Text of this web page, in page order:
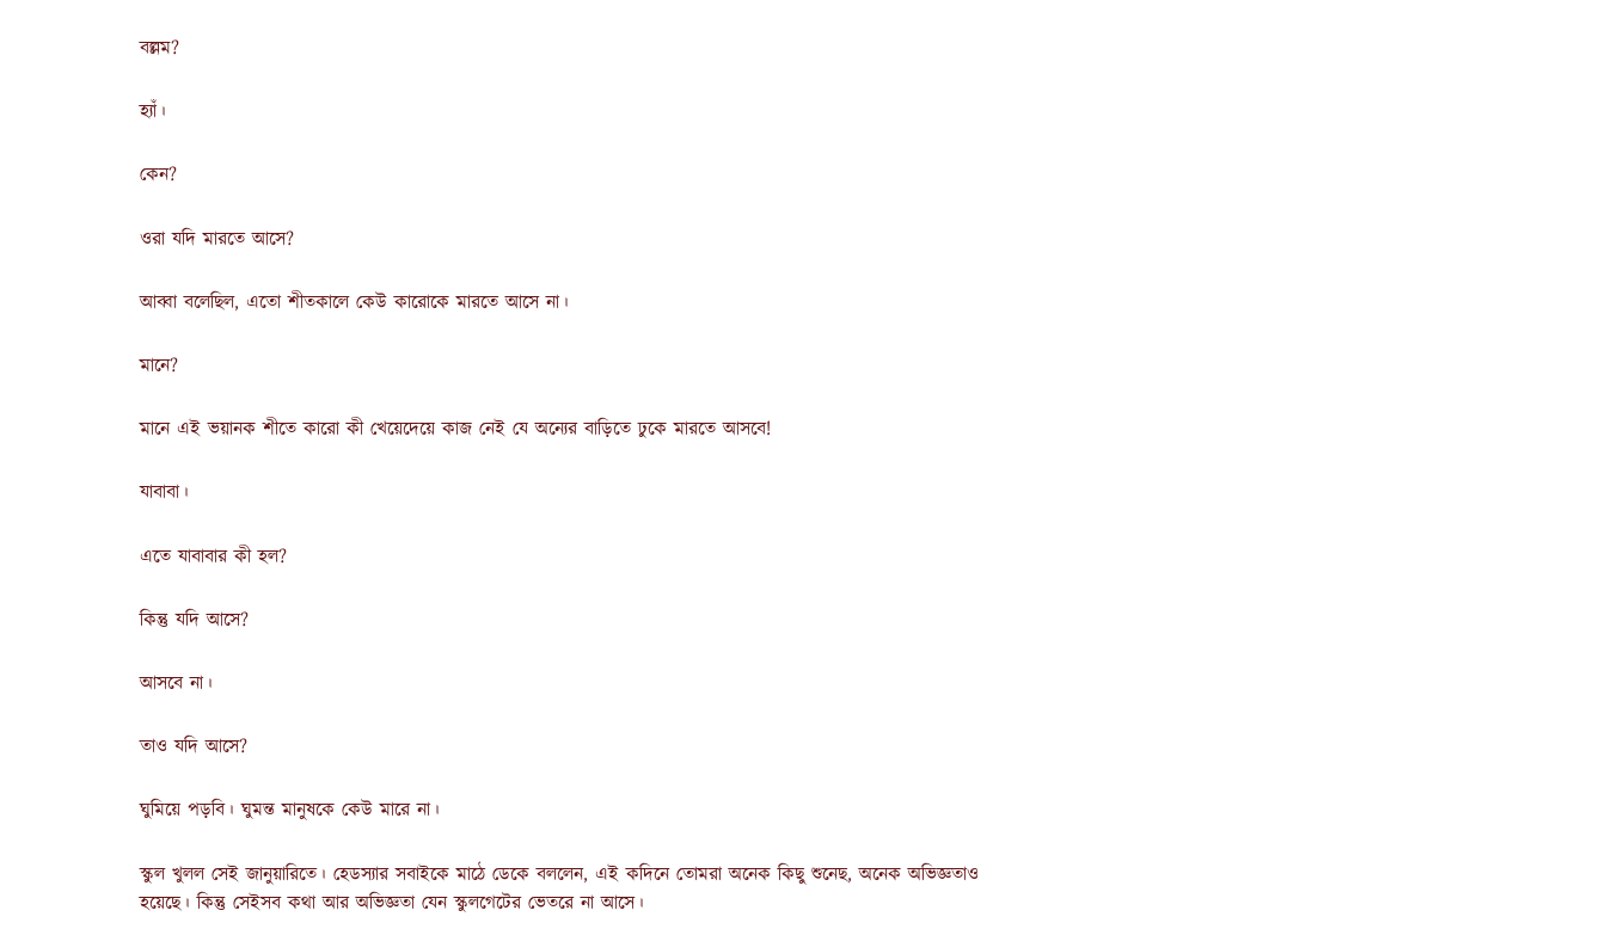
বল্লম?
হ্যাঁ।
কেন?
ওরা যদি মারতে আসে?
আব্বা বলেছিল, এতো শীতকালে কেউ কারোকে মারতে আসে না।
মানে?
মানে এই ভয়ানক শীতে কারো কী খেয়েদেয়ে কাজ নেই যে অন্যের বাড়িতে ঢুকে মারতে আসবে!
যাবাবা।
এতে যাবাবার কী হল?
কিন্তু যদি আসে?
আসবে না।
তাও যদি আসে?
ঘুমিয়ে পড়বি। ঘুমন্ত মানুষকে কেউ মারে না।
স্কুল খুলল সেই জানুয়ারিতে। হেডস্যার সবাইকে মাঠে ডেকে বললেন, এই কদিনে তোমরা অনেক কিছু শুনেছ, অনেক অভিজ্ঞতাও
হয়েছে। কিন্তু সেইসব কথা আর অভিজ্ঞতা যেন স্কুলগেটের ভেতরে না আসে।